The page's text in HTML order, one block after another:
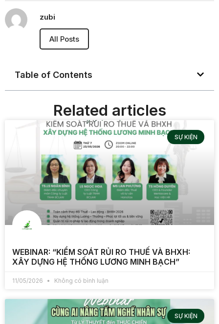
zubi
All Posts
Table of Contents
Related articles
SỰ KIỆN
WEBINAR: “KIỂM SOÁT RỦI RO THUẾ VÀ BHXH:
XÂY DỰNG HỆ THỐNG LƯƠNG MINH BẠCH”
11/05/2026 Không có bình luận
SỰ KIỆN